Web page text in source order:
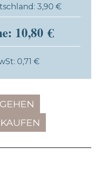
3,90 €
10,80 €
0,71 €